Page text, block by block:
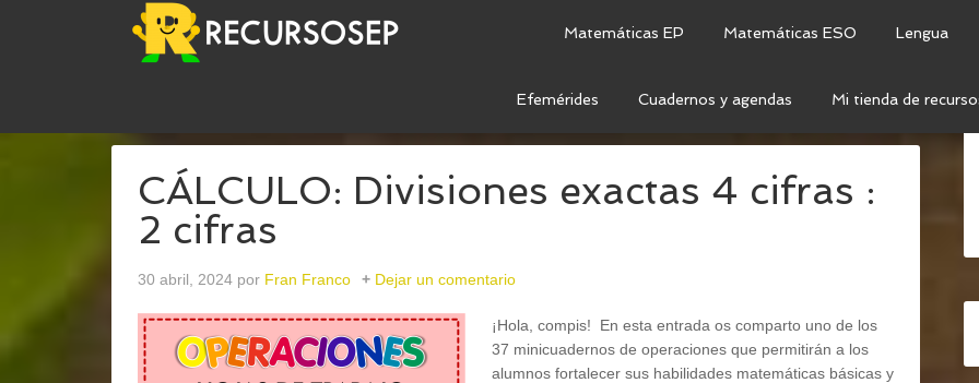
Matemáticas EP Matemáticas ESO Lengua
Efemérides Cuadernos y agendas Mi tienda de
CÁLCULO: Divisiones exactas 4 cifras :
2 cifras
30 abril, 2024 por Fran Franco Dejar un comentario
¡Hola, compis! En esta entrada os comparto uno de los
37 minicuadernos de operaciones que permitirán a los
alumnos fortalecer sus habilidades matemáticas básicas y